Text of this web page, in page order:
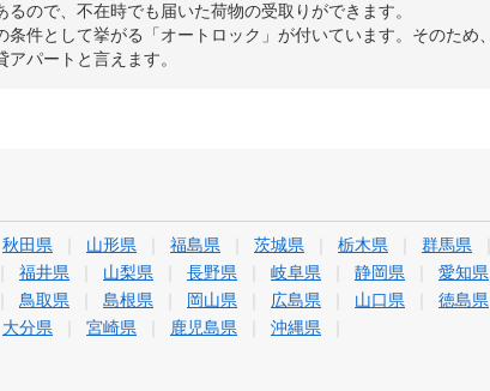
ので、不在時でも届いた荷物の受取りができます。
条件として挙がる「オートロック」が付いています。そのため
パートと言えます。
秋田県 山形県 福島県 茨城県 栃木県
群馬県
福井県 山梨県 長野県 岐阜県 静岡県
愛知県
鳥取県 島根県 岡山県 広島県 山口県
徳島県
大分県 宮崎県 鹿児島県 沖縄県